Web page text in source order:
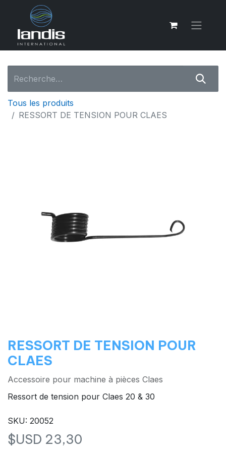
Tous les produits
RESSORT DE TENSION POUR CLAES
RESSORT DE TENSION POUR
CLAES
Accessoire pour machine à pièces Claes
Ressort de tension pour Claes 20 & 30
SKU: 20052
$USD 23,30